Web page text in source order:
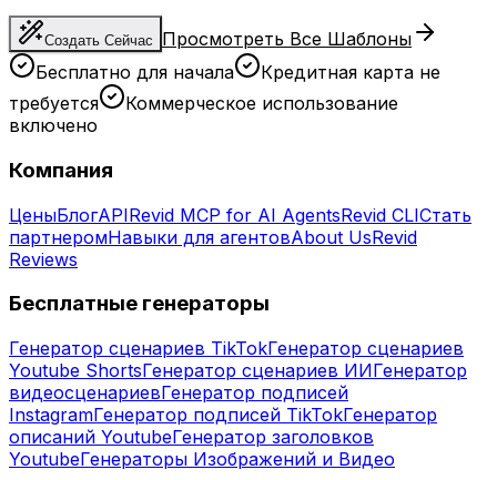
Создать Сейчас
Просмотреть Все Шаблоны
Бесплатно для начала
Кредитная карта не
требуется
Коммерческое использование
включено
Компания
ЦеныБлогAPIRevid MCP for AI AgentsRevid CLIСтать
партнеромНавыки для агентовAbout UsRevid
Reviews
Бесплатные генераторы
Генератор сценариев TikTokГенератор сценариев
Youtube ShortsГенератор сценариев ИИГенератор
видеосценариевГенератор подписей
InstagramГенератор подписей TikTokГенератор
описаний YoutubeГенератор заголовков
YoutubeГенераторы Изображений и Видео